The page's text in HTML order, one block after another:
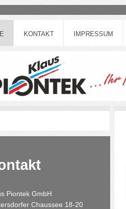
KONTAKT IMPRESSUM
Piontek GmbH
Chaussee 18-20